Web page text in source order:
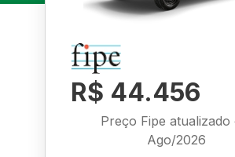
R$ 44.456
Preço Fipe atualizado
Ago/2026